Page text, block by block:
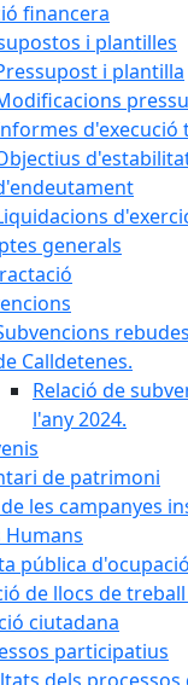
financera
i plantilles
i plantilla
d'execució
generals
Calldetenes.
Relació de
l'any 2024.
de patrimoni
les campanyes
Humans
pública d'ocupació
de llocs de
ciutadana
participatius